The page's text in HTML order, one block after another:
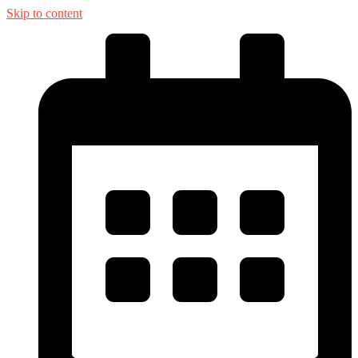
Skip to content